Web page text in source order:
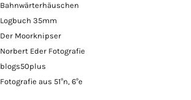
Bahnwärterhäuschen
Logbuch 35mm
Der Moorknipser
Norbert Eder Fotografie
blogs50plus
Fotografie aus 51°n, 6°e